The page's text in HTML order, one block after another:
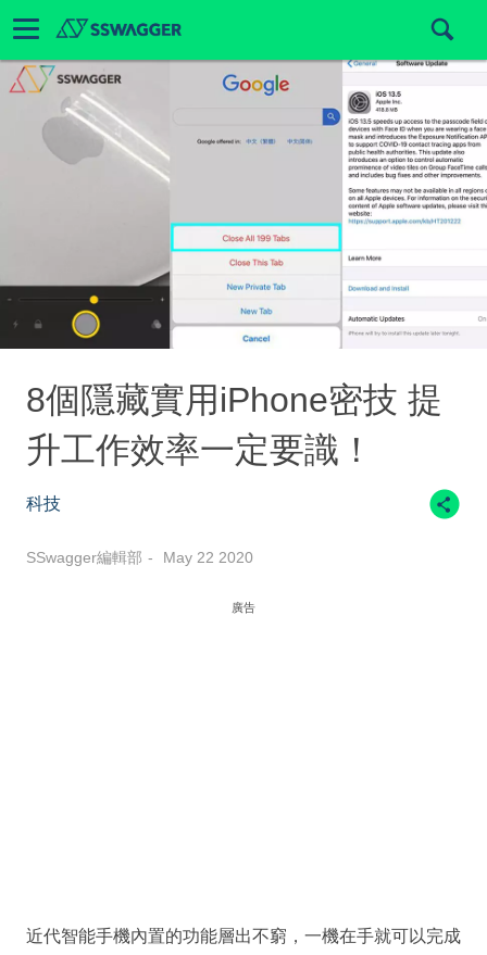
8個隱藏實用iPhone密技 提
升工作效率一定要識！
科技
SSwagger編輯部 May 22 2020
廣告
近代智能手機內置的功能層出不窮，一機在手就可以完成